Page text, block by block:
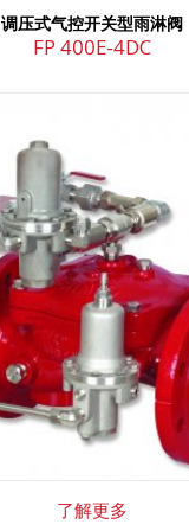
调压式气控开关型雨淋阀
FP 400E-4DC
了解更多